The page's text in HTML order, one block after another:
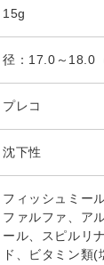
15g
径：17.0～18.0
プレコ
沈下性
フィッシュミー
ファルファ、ア
ール、スピルリ
ド、ビタミン類